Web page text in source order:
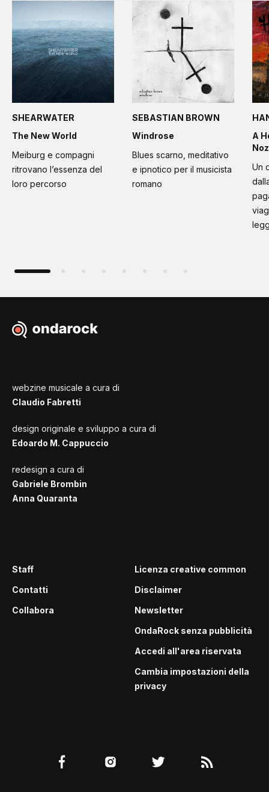
SHEARWATER
The New World
Meiburg e compagni
ritrovano l’essenza del
loro percorso
SEBASTIAN BROWN
Windrose
Blues scarno, meditativo
e ipnotico per il musicista
romano
A
Noz
Un
webzine musicale a cura di
Claudio Fabretti
design originale e sviluppo a cura di
Edoardo M. Cappuccio
redesign a cura di
Gabriele Brombin
Anna Quaranta
Staff
Contatti
Collabora
Licenza creative common
Disclaimer
Newsletter
OndaRock senza pubblicità
Accedi all'area riservata
Cambia impostazioni della
privacy